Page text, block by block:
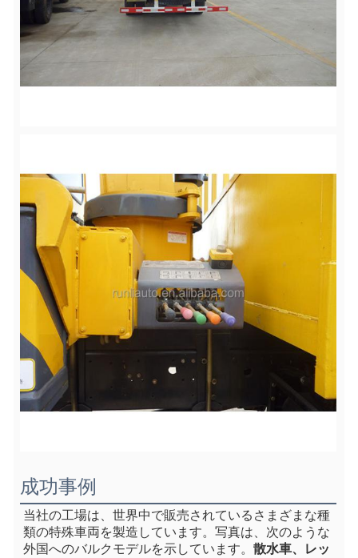
成功事例
当社の工場は、世界中で販売されているさまざまな種
類の特殊車両を製造しています。写真は、次のような
外国へのバルクモデルを示しています。 散水車、レッ